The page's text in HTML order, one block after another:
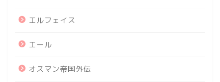
エルフェイス
エール
オスマン帝国外伝